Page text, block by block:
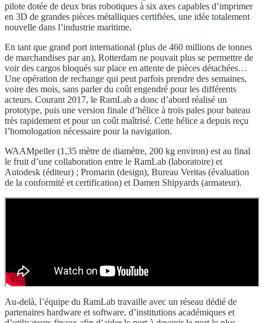
pilote dotée de deux bras robotiques à six axes capables d’imprimer
en 3D de grandes pièces métalliques certifiées, une idée totalement
nouvelle dans l’industrie maritime.
En tant que grand port international (plus de 460 millions de tonnes
de marchandises par an), Rotterdam ne pouvait plus se permettre de
voir des cargos bloqués sur place en attente de pièces détachées…
Une opération de rechange qui peut parfois prendre des semaines,
voire des mois, sans parler du coût engendré pour les différents
acteurs. Courant 2017, le RamLab a donc d’abord réalisé un
prototype, puis une version finale d’hélice à trois pales pour bateau
très rapidement et pour un coût maîtrisé. Cette hélice a depuis reçu
l’homologation nécessaire pour la navigation.
WAAMpeller (1,35 mètre de diamètre, 200 kg environ) est au final
le fruit d’une collaboration entre le RamLab (laboratoire) et
Autodesk (éditeur) ; Promarin (design), Bureau Veritas (évaluation
de la conformité et certification) et Damen Shipyards (armateur).
Au-delà, l’équipe du RamLab travaille avec un réseau dédié de
partenaires hardware et software, d’institutions académiques et